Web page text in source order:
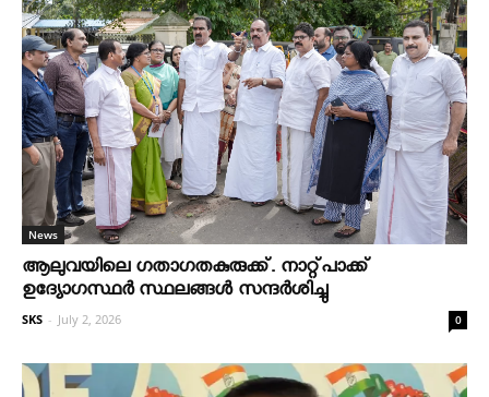
News
ആലുവയിലെ ഗതാഗതകുരുക്ക്. നാറ്റ്പാക്ക്
ഉദ്യോഗസ്ഥർ സ്ഥലങ്ങൾ സന്ദർശിച്ചു
SKS - July 2, 2026 0